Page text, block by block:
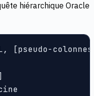
hiérarchique Oracle
[pseudo-